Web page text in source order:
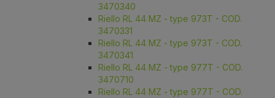
3470340
Riello RL 44 MZ - type 973T - COD.
3470331
Riello RL 44 MZ - type 973T - COD.
3470341
Riello RL 44 MZ - type 977T - COD.
3470710
Riello RL 44 MZ - type 977T - COD.